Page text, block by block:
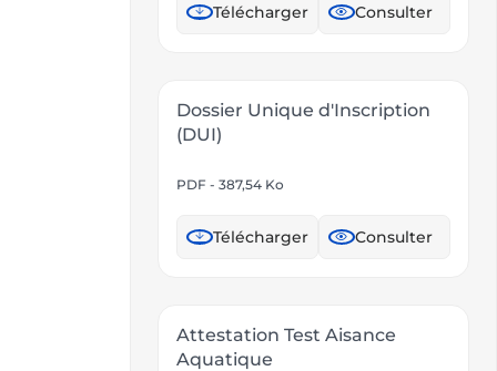
Télécharger Consulter
Dossier Unique d'Inscription
(DUI)
PDF - 387,54 Ko
Télécharger Consulter
Attestation Test Aisance
Aquatique